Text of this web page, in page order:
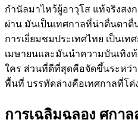
กำนัลมาไหว้ผู้อาวุโส แท้จริงสง
ผ่าน มันเป็นเทศกาลที่น่าตื่นตาตื่
การเยี่ยมชมประเทศไทย เป็นเ
เมษายนและมันนำความบันเทิง
ใคร ส่วนที่ดีที่สุดคือจัดขึ้นระหว่า
พื้นที่ บรรทัดล่างคือเทศกาลที่โด่
การเฉลิมฉลอง ศกา